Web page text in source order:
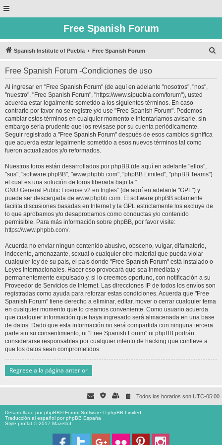
Free Spanish Forum
Spanish Institute of Puebla Free Spanish Forum
Free Spanish Forum -Condiciones de uso
Al ingresar en "Free Spanish Forum" (de aquí en adelante "nosotros", "nos",
"nuestro", "Free Spanish Forum", "https://www.sipuebla.com/forum"), usted
acuerda estar legalmente sometido a los siguientes términos. En caso
contrario por favor no se registre y/o use "Free Spanish Forum". Podemos
cambiar estos términos en cualquier momento e intentaríamos avisarle, sin
embargo sería prudente que los revisase por su cuenta periódicamente.
Seguir registrado a "Free Spanish Forum" después de esos cambios significa
que acuerda estar legalmente sometido a esos nuevos términos tal como
fueron actualizados y/o reformados.
Nuestros foros están desarrollados por phpBB (de aquí en adelante "ellos",
"sus", "software phpBB", "www.phpbb.com", "phpBB Limited", "phpBB Teams")
el cual es una solución de foros liberada bajo la “
GNU General Public License v2 en Ingles” (de aquí en adelante "GPL") y
puede ser descargada de www.phpbb.com. El software phpBB solamente
facilita discusiones basadas en Internet y la GPL estrictamente los excluye de
lo que aprobamos y/o desaprobamos como conductas y/o contenido
permisible. Para más información sobre phpBB, por favor visite:
https://www.phpbb.com/.
Acuerda no enviar ningun contenido abusivo, obsceno, vulgar, difamatorio,
indecente, amenazante, sexual o cualquier otro material que pueda violar
cualquier ley de su país, el país donde "Free Spanish Forum" está instalado o
Leyes Internacionales. Hacer eso provocará que sea inmediata y
permanentemente expulsado y, si lo creemos oportuno, con notificación a su
Proveedor de Servicios de Internet. Las direcciones IP de todos los envíos son
registradas como ayuda para reforzar estas condiciones. Acuerda que "Free
Spanish Forum" tiene derecho a eliminar, editar, mover o cerrar cualquier tema
en cualquier momento que lo creamos conveniente. Como usuario acuerda
que cualquier información que haya ingresado será almacenada en una base
de datos. Dado que esta información no será compartida con ninguna tercera
parte sin su consentimiento, ni "Free Spanish Forum" ni phpBB podrán
considerarse responsables por cualquier intento de hacking que conlleve a
que los datos sean comprometidos.
Regrese a la página anterior
Todos los horarios son UTC-05:00
Desarrollado porphpBB® Forum Software © phpBB Limited
Traducción al español porphpBB España
Style proflat © 2017 Mazeltof